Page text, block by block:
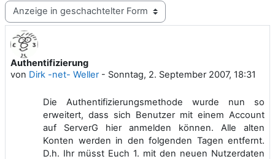
Anzeigemodus
Authentifizierung
von Dirk -net- Weller- Sonntag, 2. September 2007, 18:31
Anzahl Antworten: 0
Die Authentifizierungsmethode wurde nun so
erweitert, dass sich Benutzer mit einem Account
auf ServerG hier anmelden können. Alle alten
Konten werden in den folgenden Tagen entfernt.
D.h. Ihr müsst Euch 1. mit den neuen Nutzerdaten